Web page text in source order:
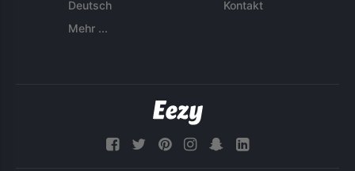
Deutsch
Mehr ...
Kontakt